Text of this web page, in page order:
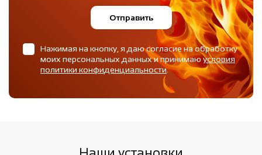
Отправить
Нажимая на кнопку, я даю согласие на обработку
моих персональных данных и принимаюусловия
политики конфиденциальности.